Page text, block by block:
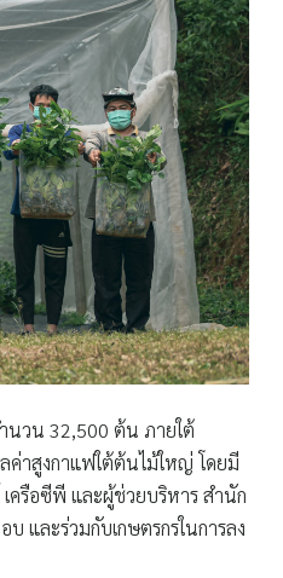
นวน 32,500 ต้น ภายใต้
ค่าสูงกาแฟใต้ต้นไม้ใหญ่ โดยมี
ครือซีพี และผู้ช่วยบริหาร สำนัก
และร่วมกับเกษตรกรในการลง